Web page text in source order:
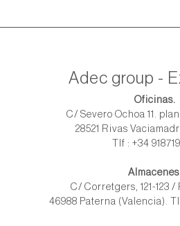
Adec group -
Oficinas.
C/ Severo Ochoa 11.
28521 Rivas
Tlf : +34
C/ Corretgers, 121-123 /
46988 Paterna (Valencia).